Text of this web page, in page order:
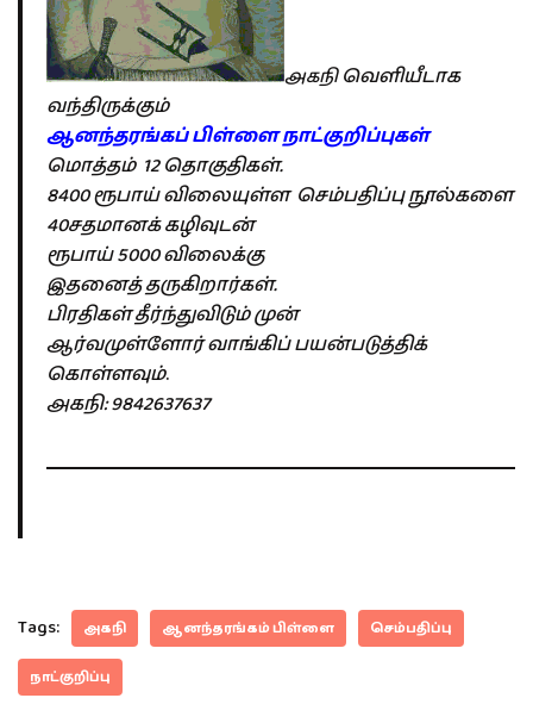
அகநிவெளியீடாக
வந்திருக்கும்
ஆனந்தரங்கப் பிள்ளை நாட்குறிப்புகள்
மொத்தம் 12 தொகுதிகள்.
8400 ரூபாய் விலையுள்ள செம்பதிப்பு நூல்களை
40சதமானக் கழிவுடன்
ரூபாய் 5000 விலைக்கு
இதனைத் தருகிறார்கள்.
பிரதிகள் தீர்ந்துவிடும் முன்
ஆர்வமுள்ளோர் வாங்கிப் பயன்படுத்திக்
கொள்ளவும்.
அகநி: 9842637637
Tags: அகநி ஆனந்தரங்கம் பிள்ளை செம்பதிப்பு
நாட்குறிப்பு